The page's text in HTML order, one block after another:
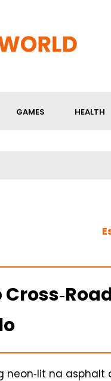
GAMES HEALTH
neon‑lit na